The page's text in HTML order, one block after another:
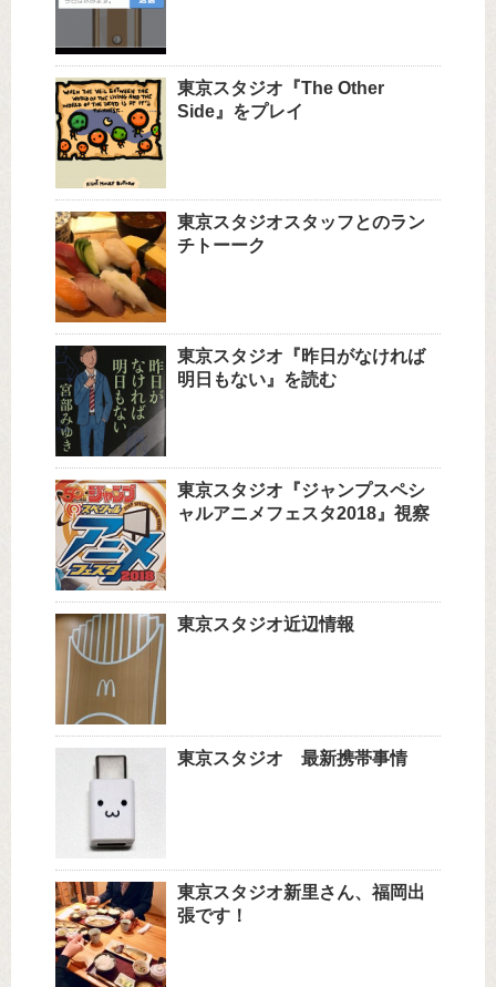
東京スタジオ『The Other
Side』をプレイ
東京スタジオスタッフとのラン
チトーーク
東京スタジオ『昨日がなければ
明日もない』を読む
東京スタジオ『ジャンプスペシ
ャルアニメフェスタ2018』視察
東京スタジオ近辺情報
東京スタジオ 最新携帯事情
東京スタジオ新里さん、福岡出
張です！